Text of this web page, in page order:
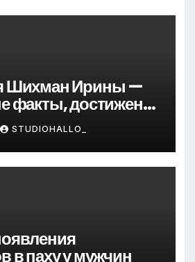
Шихман Ирины —
факты, достижения
STUDIOHALLO_
в паху у мужчин